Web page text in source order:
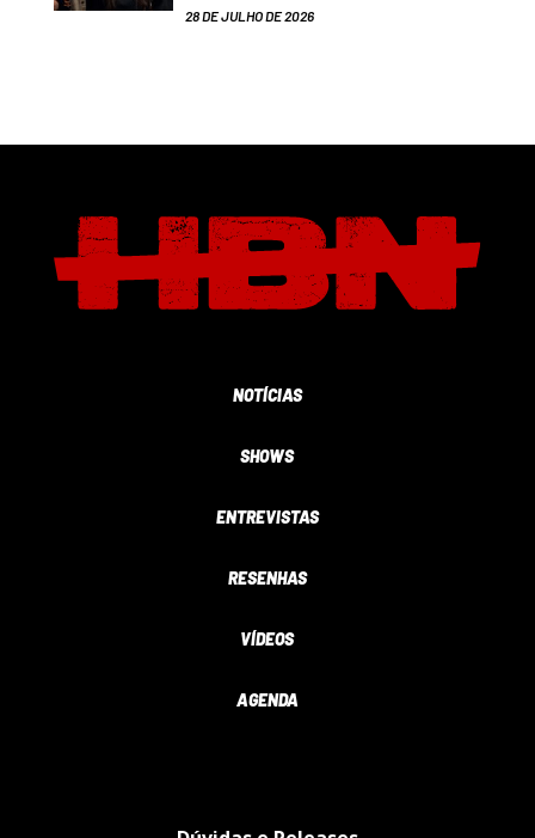
28 DE JULHO DE 2026
NOTÍCIAS
SHOWS
ENTREVISTAS
RESENHAS
VÍDEOS
AGENDA